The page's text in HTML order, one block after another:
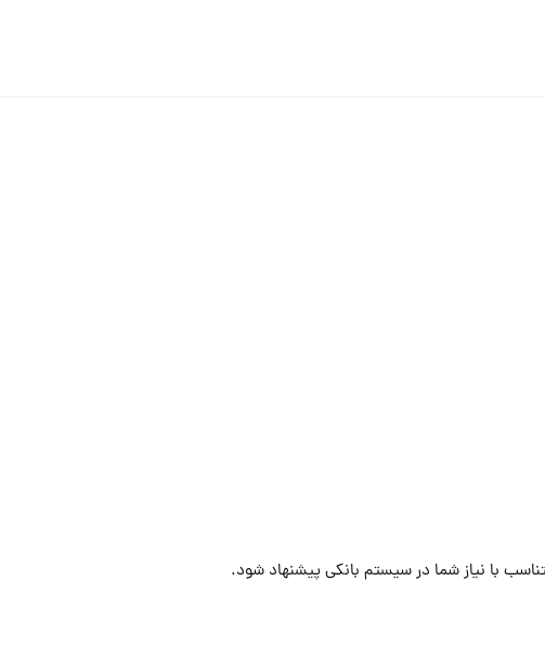
با نیاز شما در سیستم بانکی پیشنهاد شود.